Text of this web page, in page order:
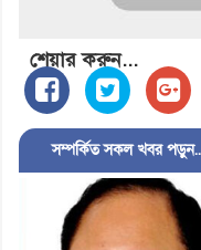
শেয়ার করুন...
সম্পর্কিত সকল খবর পড়ুন..